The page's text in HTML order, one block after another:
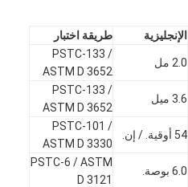
الإنجليزية طريقة اختبار
2.0 مل
PSTC-133 /
ASTM D 3652
3.6 ميل
PSTC-133 /
ASTM D 3652
54 أوقية. / إن.
PSTC-101 /
ASTM D 3330
6.0 بوصة.
PSTC-6 / ASTM
D 3121